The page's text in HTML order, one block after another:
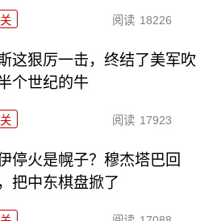
阅读 18226
这狠厉一击，终结了美军吹
个世纪的牛
阅读 17923
停火是幌子？穆杰塔巴回
把中东棋盘掀了